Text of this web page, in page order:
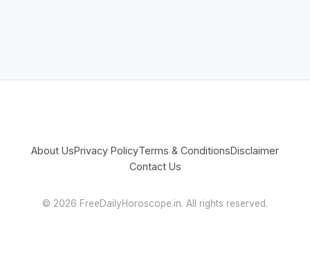
About UsPrivacy PolicyTerms & ConditionsDisclaimer
Contact Us
© 2026 FreeDailyHoroscope.in. All rights reserved.